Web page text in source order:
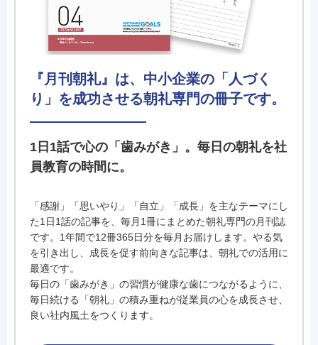
『月刊朝礼』は、中小企業の「人づく
り」を成功させる朝礼専門の冊子です。
1日1話で心の「歯みがき」。毎日の朝礼を社
員教育の時間に。
「感謝」「思いやり」「自立」「成長」を主なテーマにし
た1日1話の記事を、毎月1冊にまとめた朝礼専門の月刊誌
です。1年間で12冊365日分を毎月お届けします。やる気
を引き出し、成長を促す前向きな記事は、朝礼での活用に
最適です。
毎日の「歯みがき」の習慣が健康な歯につながるように、
毎日続ける「朝礼」の積み重ねが従業員の心を成長させ、
良い社内風土をつくります。